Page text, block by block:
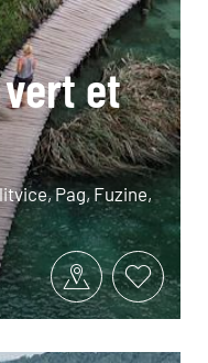
et
Pag, Fuzine,